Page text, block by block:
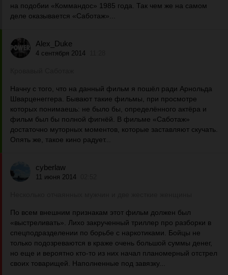
на подобии «Коммандос» 1985 года. Так чем же на самом
деле оказывается «Саботаж»...
Alex_Duke
4 сентября 2014
Начну с того, что на данный фильм я пошёл ради Арнольда
Шварценеггера. Бывают такие фильмы, при просмотре
которых понимаешь: не было бы, определённого актёра и
фильм был бы полной фигнёй. В фильме «Саботаж»
достаточно муторных моментов, которые заставляют скучать.
Опять же, такое кино радует...
cyberlaw
11 июня 2014
По всем внешним признакам этот фильм должен был
«выстреливать». Лихо закрученный триллер про разборки в
спецподразделении по борьбе с наркотиками. Бойцы не
только подозреваются в краже очень большой суммы денег,
но еще и вероятно кто-то из них начал планомерный отстрел
своих товарищей. Наполненные под завязку...